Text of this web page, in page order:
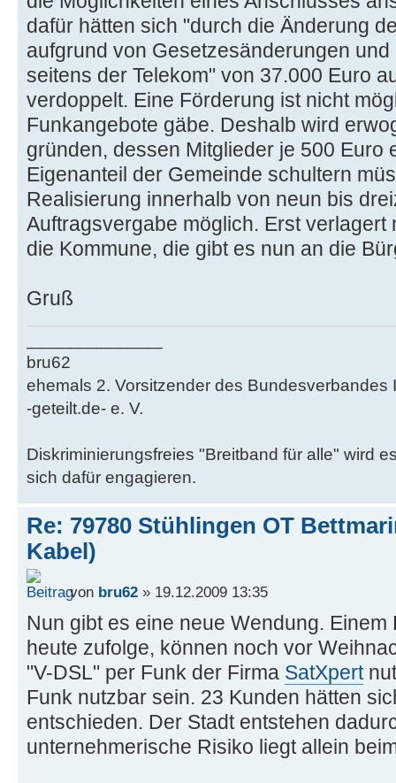
dafür hätten sich "durch die Änderung
aufgrund von Gesetzesänderungen
seitens der Telekom" von 37.000 Euro
verdoppelt. Eine Förderung ist nicht
Funkangebote gäbe. Deshalb wird
gründen, dessen Mitglieder je 500 Euro
Eigenanteil der Gemeinde schultern
Realisierung innerhalb von neun bis
Auftragsvergabe möglich. Erst verlagert
die Kommune, die gibt es nun an die
Gruß
bru62
ehemals 2. Vorsitzender des Bundesverbandes
-geteilt.de- e. V.
Diskriminierungsfreies "Breitband für alle" wird
sich dafür engagieren.
Re: 79780 Stühlingen OT
Kabel)
von bru62 » 19.12.2009 13:35
Nun gibt es eine neue Wendung.
heute zufolge, können noch vor
"V-DSL" per Funk der Firma SatXpert
Funk nutzbar sein. 23 Kunden hätten
entschieden. Der Stadt entstehen
unternehmerische Risiko liegt allein